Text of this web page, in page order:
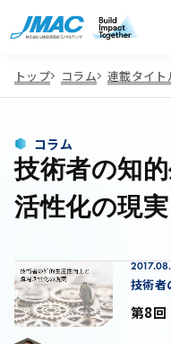
トップ コラム 連載タイト
コラム
技術者の知
活性化の現実
第8
技術者